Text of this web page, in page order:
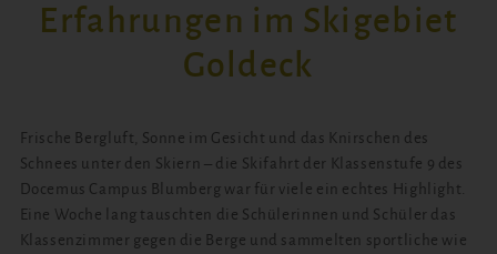
Erfahrungen im Skigebiet
Goldeck
Frische Bergluft, Sonne im Gesicht und das Knirschen des
Schnees unter den Skiern – die Skifahrt der Klassenstufe 9 des
Docemus Campus Blumberg war für viele ein echtes Highlight.
Eine Woche lang tauschten die Schülerinnen und Schüler das
Klassenzimmer gegen die Berge und sammelten sportliche wie